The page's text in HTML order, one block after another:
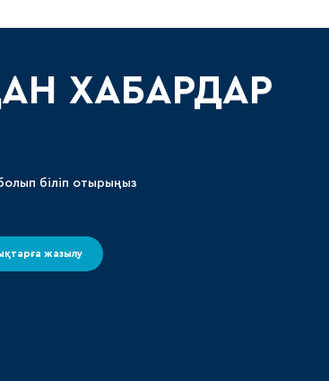
ХАБАРДАР
біліп отырыңыз
жазылу